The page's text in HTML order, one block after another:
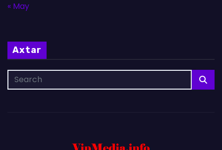
« May
Axtar